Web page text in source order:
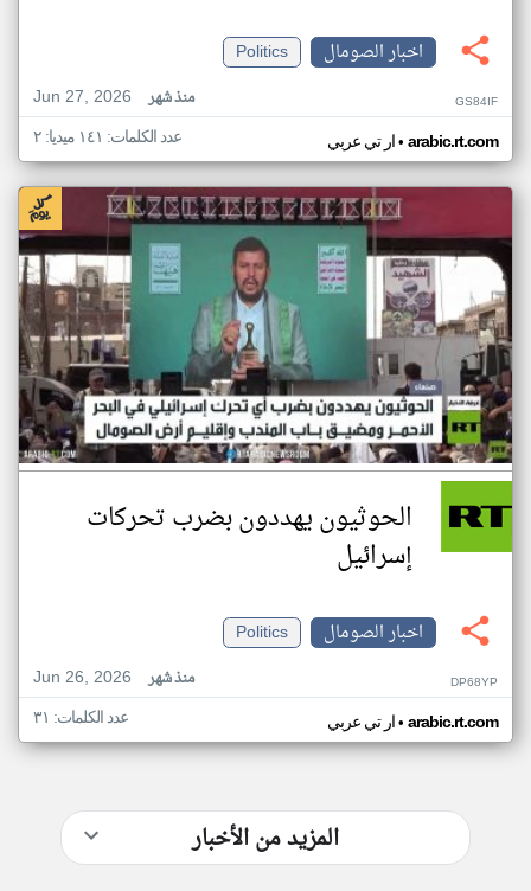
اخبار الصومال
Politics
Jun 27, 2026
منذ شهر GS84IF
ار تي عربي• arabic.rt.com عدد الكلمات: ١٤١ ميديا: ٢
الحوثيون يهددون بضرب تحركات
إسرائيل
اخبار الصومال
Politics
Jun 26, 2026
منذ شهر DP68YP
ار تي عربي• arabic.rt.com عدد الكلمات: ٣١
المزيد من الأخبار